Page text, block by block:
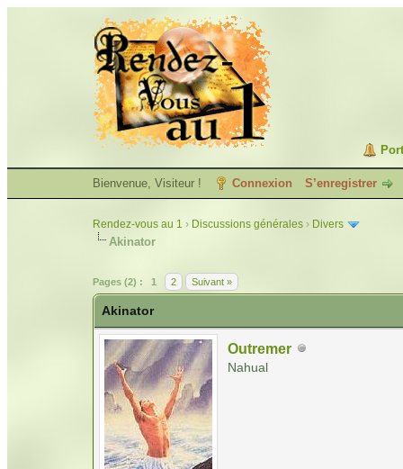
Bienvenue, Visiteur ! Connexion S’enregistrer
Rendez-vous au 1 › Discussions générales › Divers
Akinator
Pages (2) : 1 2 Suivant »
Akinator
Outremer
Nahual